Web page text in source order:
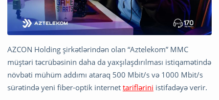
AZCON Holding şirkətlərindən olan “Aztelekom” MMC
müştəri təcrübəsinin daha da yaxşılaşdırılması istiqamətində
növbəti mühüm addımı ataraq 500 Mbit/s və 1000 Mbit/s
sürətində yeni fiber-optik internet tariflərini istifadəyə verir.